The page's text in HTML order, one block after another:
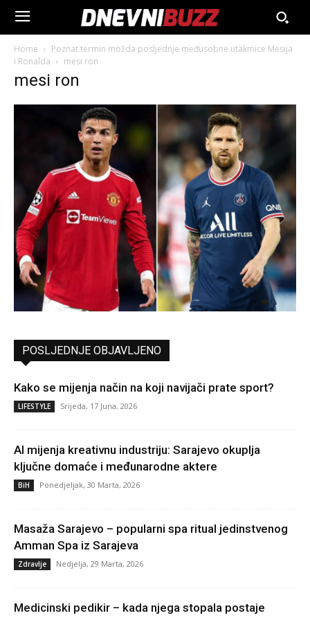
Home
Poznat termin možda posljednje međusobne utakmice Mesija
i Ronalda
mesi ron
mesi ron
POSLJEDNJE OBJAVLJENO
Kako se mijenja način na koji navijači prate sport?
LIFESTYLE Srijeda, 17 Juna, 2026
AI mijenja kreativnu industriju: Sarajevo okuplja
ključne domaće i međunarodne aktere
BiH Ponedjeljak, 30 Marta, 2026
Masaža Sarajevo – popularni spa ritual jedinstvenog
Amman Spa iz Sarajeva
Zdravlje Nedjelja, 29 Marta, 2026
Medicinski pedikir – kada njega stopala postaje